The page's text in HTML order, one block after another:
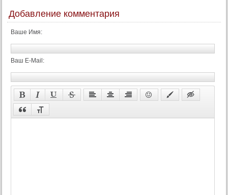
81 серия
82 серия
84 серия
86 серия
87 серия
88 серия
Добавление комментария
Ваше Имя:
Ваш E-Mail: